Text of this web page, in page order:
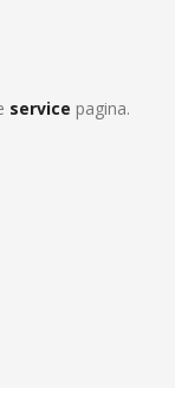
service pagina.